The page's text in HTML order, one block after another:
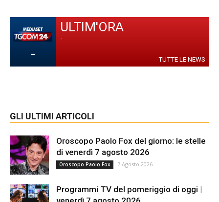
-
ULTIM'ORA
-
TUTTE LE NEWS
GLI ULTIMI ARTICOLI
Oroscopo Paolo Fox del giorno: le stelle
di venerdì 7 agosto 2026
Oroscopo Paolo Fox 7 Agosto 2026
Programmi TV del pomeriggio di oggi |